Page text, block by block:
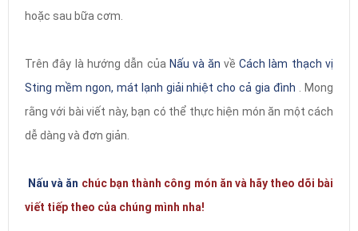
hoặc sau bữa cơm.
Trên đây là hướng dẫn của Nấu và ăn về Cách làm thạch vị
Sting mềm ngon, mát lạnh giải nhiệt cho cả gia đình
. Mong
rằng với bài viết này, bạn có thể thực hiện món ăn một cách
dễ dàng và đơn giản.
Nấu và ăn chúc bạn thành công món ăn và hãy theo dõi bài
viết tiếp theo của chúng mình nha!